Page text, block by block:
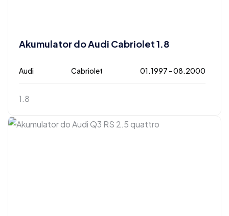
Akumulator do Audi Cabriolet 1.8
Audi Cabriolet 01.1997 - 08.2000
1.8